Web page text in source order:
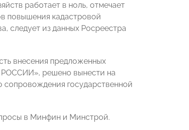
работает в ноль, отмечает
повышения кадастровой
следует из данных Росреестра
внесения предложенных
решено вынести на
государственной
в Минфин и Минстрой.